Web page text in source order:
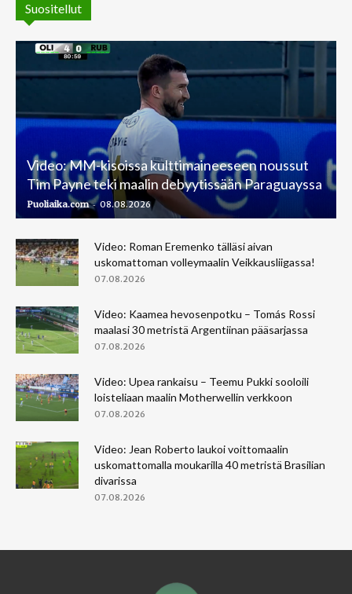
Suositellut
Video: MM-kisoissa kulttimaineeseen noussut
Tim Payne teki maalin debyytissään Paraguayssa
Puoliaika.com - 08.08.2026
Video: Roman Eremenko tälläsi aivan
uskomattoman volleymaalin Veikkausliigassa!
07.08.2026
Video: Kaamea hevosenpotku – Tomás Rossi
maalasi 30 metristä Argentiinan pääsarjassa
07.08.2026
Video: Upea rankaisu – Teemu Pukki sooloili
loisteliaan maalin Motherwellin verkkoon
07.08.2026
Video: Jean Roberto laukoi voittomaalin
uskomattomalla moukarilla 40 metristä Brasilian
divarissa
07.08.2026